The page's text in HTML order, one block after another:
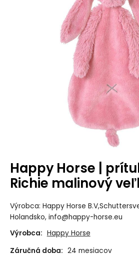
Happy Horse |
Richie malinový
Výrobca: Happy Horse
Holandsko, info@happy-horse.eu
Výrobca: Happy Horse
Záručná doba: 24 mesiacov